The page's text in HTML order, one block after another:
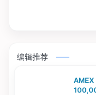
编辑推荐
AMEX